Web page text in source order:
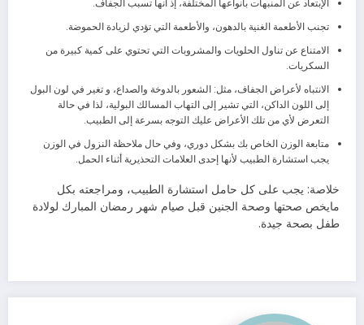
تجنب الأطعمة الغنية بالدهون، والأطعمة التي تؤدي لزيادة الحموضة.
الامتناع عن تناول الحلويات والمشروبات التي تحتوي على كمية كبيرة من
السكريات.
الانتباه لأعراض الجفاف، مثل: الشعور بالدوخة والصداع، و تغير في لون البول
إلى اللون الداكن، التي تشير إلى التهاب المسالك البولية، لذا في حالة
التعرض لأي من تلك الأعراض عليك التوجه بسرعة إلى الطبيب.
متابعة الوزن الخاص بك بشكل دوري، وفي حال ملاحظة النزول في الوزن
يجب استشارة الطبيب لأنها إحدى العلامات التحذيرية أثناء الحمل.
خلاصة: يجب على كل حامل استشارة الطبيب، ومراجعته بكل
مايخص صحتها وصحة الجنين قبل صيام شهر رمضان المبارك لولادة
طفل بصحة جيدة.